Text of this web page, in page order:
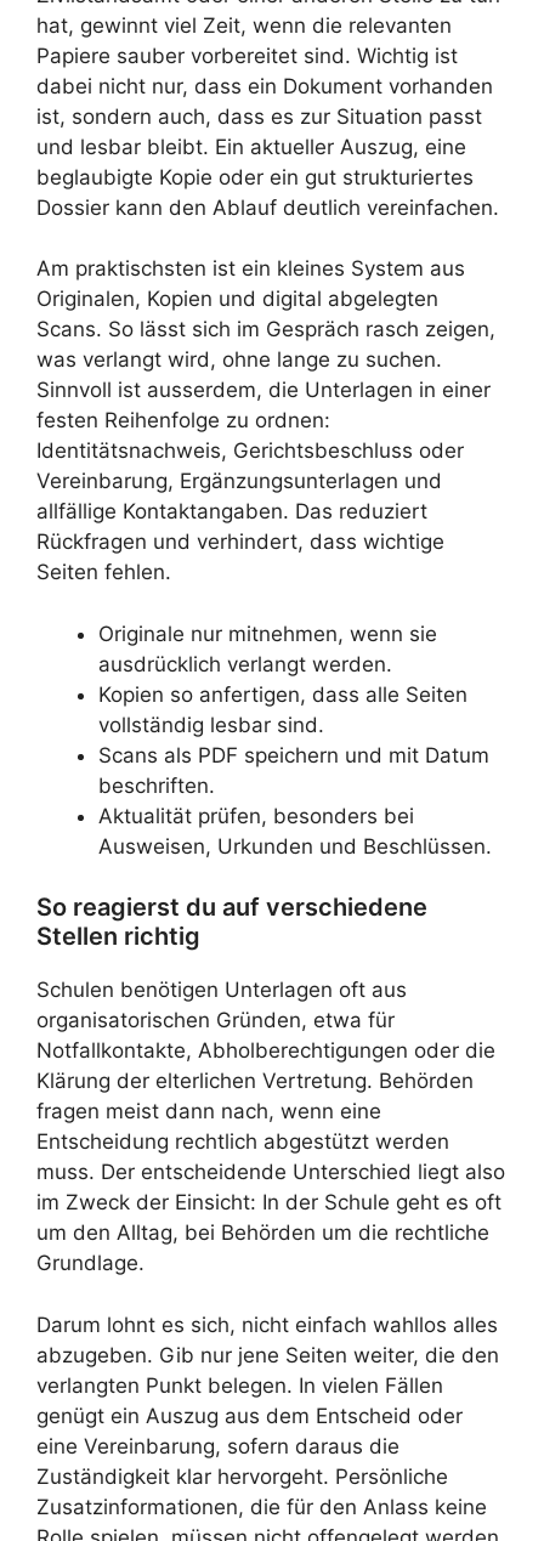
hat, gewinnt viel Zeit, wenn die relevanten
Papiere sauber vorbereitet sind. Wichtig ist
dabei nicht nur, dass ein Dokument vorhanden
ist, sondern auch, dass es zur Situation passt
und lesbar bleibt. Ein aktueller Auszug, eine
beglaubigte Kopie oder ein gut strukturiertes
Dossier kann den Ablauf deutlich vereinfachen.
Am praktischsten ist ein kleines System aus
Originalen, Kopien und digital abgelegten
Scans. So lässt sich im Gespräch rasch zeigen,
was verlangt wird, ohne lange zu suchen.
Sinnvoll ist ausserdem, die Unterlagen in einer
festen Reihenfolge zu ordnen:
Identitätsnachweis, Gerichtsbeschluss oder
Vereinbarung, Ergänzungsunterlagen und
allfällige Kontaktangaben. Das reduziert
Rückfragen und verhindert, dass wichtige
Seiten fehlen.
Originale nur mitnehmen, wenn sie
ausdrücklich verlangt werden.
Kopien so anfertigen, dass alle Seiten
vollständig lesbar sind.
Scans als PDF speichern und mit Datum
beschriften.
Aktualität prüfen, besonders bei
Ausweisen, Urkunden und Beschlüssen.
So reagierst du auf verschiedene
Stellen richtig
Schulen benötigen Unterlagen oft aus
organisatorischen Gründen, etwa für
Notfallkontakte, Abholberechtigungen oder die
Klärung der elterlichen Vertretung. Behörden
fragen meist dann nach, wenn eine
Entscheidung rechtlich abgestützt werden
muss. Der entscheidende Unterschied liegt also
im Zweck der Einsicht: In der Schule geht es oft
um den Alltag, bei Behörden um die rechtliche
Grundlage.
Darum lohnt es sich, nicht einfach wahllos alles
abzugeben. Gib nur jene Seiten weiter, die den
verlangten Punkt belegen. In vielen Fällen
genügt ein Auszug aus dem Entscheid oder
eine Vereinbarung, sofern daraus die
Zuständigkeit klar hervorgeht. Persönliche
Zusatzinformationen, die für den Anlass keine